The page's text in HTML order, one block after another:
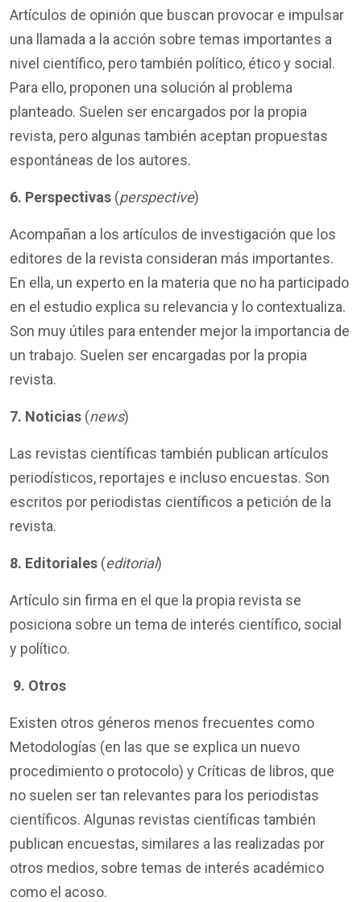
Artículos de opinión que buscan provocar e impulsar
una llamada a la acción sobre temas importantes a
nivel científico, pero también político, ético y social.
Para ello, proponen una solución al problema
planteado. Suelen ser encargados por la propia
revista, pero algunas también aceptan propuestas
espontáneas de los autores.
6. Perspectivas (perspective)
Acompañan a los artículos de investigación que los
editores de la revista consideran más importantes.
En ella, un experto en la materia que no ha participado
en el estudio explica su relevancia y lo contextualiza.
Son muy útiles para entender mejor la importancia de
un trabajo. Suelen ser encargadas por la propia
revista.
7. Noticias (news)
Las revistas científicas también publican artículos
periodísticos, reportajes e incluso encuestas. Son
escritos por periodistas científicos a petición de la
revista.
8. Editoriales (editorial)
Artículo sin firma en el que la propia revista se
posiciona sobre un tema de interés científico, social
y político.
9. Otros
Existen otros géneros menos frecuentes como
Metodologías (en las que se explica un nuevo
procedimiento o protocolo) y Críticas de libros, que
no suelen ser tan relevantes para los periodistas
científicos. Algunas revistas científicas también
publican encuestas, similares a las realizadas por
otros medios, sobre temas de interés académico
como el acoso.